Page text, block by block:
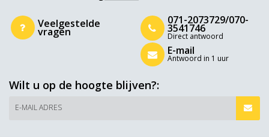
Veelgestelde
vragen
071-2073729/070-
3541746
Direct antwoord
E-mail
Antwoord in 1 uur
Wilt u op de hoogte blijven?:
E-MAIL ADRES